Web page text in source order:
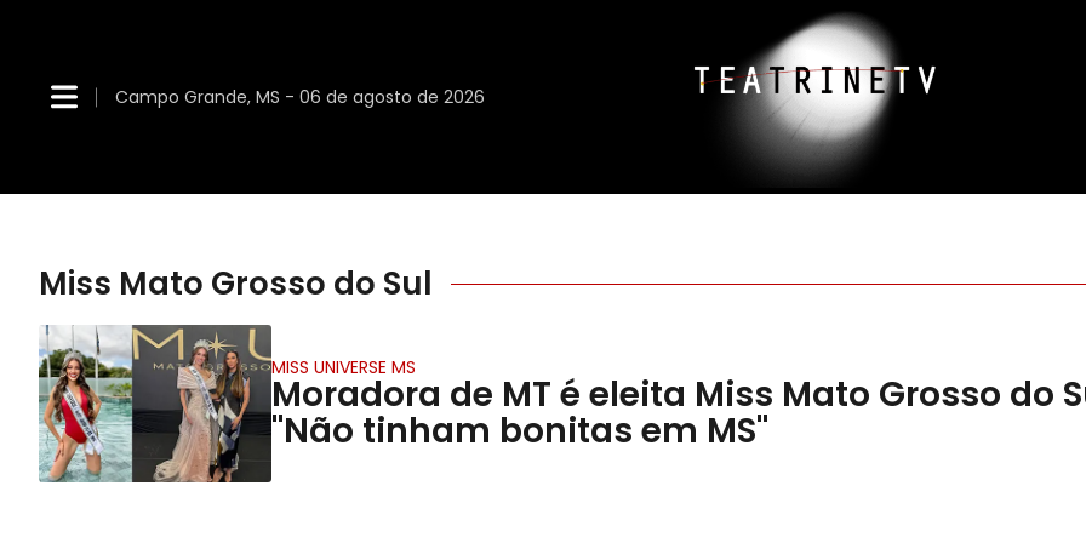
Campo Grande, MS - 06 de agosto de 2026
Miss Mato Grosso do Sul
MISS UNIVERSE MS
Moradora de MT é eleita Miss Mato Grosso do
"Não tinham bonitas em MS"